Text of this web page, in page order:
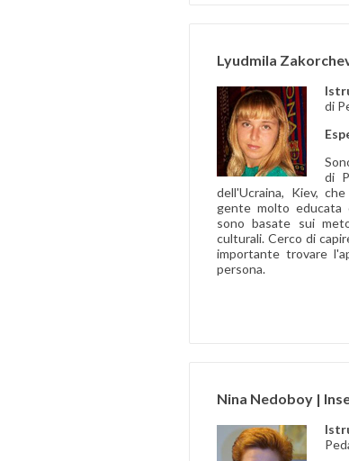
Lyudmila
di
di
dell'Ucraina, Kiev,
gente molto educata
sono basate sui
culturali. Cerco di
importante trovare
persona.
Nina Nedoboy |